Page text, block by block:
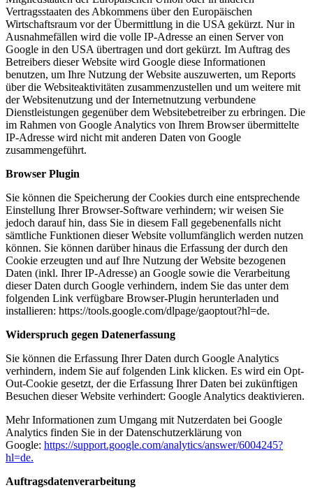
Vertragsstaaten des Abkommens über den Europäischen
Wirtschaftsraum vor der Übermittlung in die USA gekürzt. Nur in
Ausnahmefällen wird die volle IP-Adresse an einen Server von
Google in den USA übertragen und dort gekürzt. Im Auftrag des
Betreibers dieser Website wird Google diese Informationen
benutzen, um Ihre Nutzung der Website auszuwerten, um Reports
über die Websiteaktivitäten zusammenzustellen und um weitere mit
der Websitenutzung und der Internetnutzung verbundene
Dienstleistungen gegenüber dem Websitebetreiber zu erbringen. Die
im Rahmen von Google Analytics von Ihrem Browser übermittelte
IP-Adresse wird nicht mit anderen Daten von Google
zusammengeführt.
Browser Plugin
Sie können die Speicherung der Cookies durch eine entsprechende
Einstellung Ihrer Browser-Software verhindern; wir weisen Sie
jedoch darauf hin, dass Sie in diesem Fall gegebenenfalls nicht
sämtliche Funktionen dieser Website vollumfänglich werden nutzen
können. Sie können darüber hinaus die Erfassung der durch den
Cookie erzeugten und auf Ihre Nutzung der Website bezogenen
Daten (inkl. Ihrer IP-Adresse) an Google sowie die Verarbeitung
dieser Daten durch Google verhindern, indem Sie das unter dem
folgenden Link verfügbare Browser-Plugin herunterladen und
installieren: https://tools.google.com/dlpage/gaoptout?hl=de.
Widerspruch gegen Datenerfassung
Sie können die Erfassung Ihrer Daten durch Google Analytics
verhindern, indem Sie auf folgenden Link klicken. Es wird ein Opt-
Out-Cookie gesetzt, der die Erfassung Ihrer Daten bei zukünftigen
Besuchen dieser Website verhindert: Google Analytics deaktivieren.
Mehr Informationen zum Umgang mit Nutzerdaten bei Google
Analytics finden Sie in der Datenschutzerklärung von
Google: https://support.google.com/analytics/answer/6004245?
hl=de.
Auftragsdatenverarbeitung